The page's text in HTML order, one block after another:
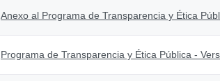
Anexo al Programa de Transparencia y Ética
Programa de Transparencia y Ética Pública -